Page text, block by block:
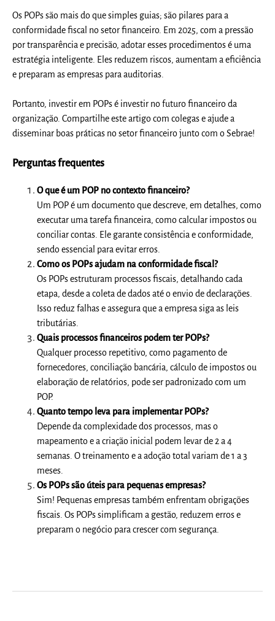
Os POPs são mais do que simples guias; são pilares para a
conformidade fiscal no setor financeiro. Em 2025, com a pressão
por transparência e precisão, adotar esses procedimentos é uma
estratégia inteligente. Eles reduzem riscos, aumentam a eficiência
e preparam as empresas para auditorias.
Portanto, investir em POPs é investir no futuro financeiro da
organização. Compartilhe este artigo com colegas e ajude a
disseminar boas práticas no setor financeiro junto com o Sebrae!
Perguntas frequentes
O que é um POP no contexto financeiro?
Um POP é um documento que descreve, em detalhes, como
executar uma tarefa financeira, como calcular impostos ou
conciliar contas. Ele garante consistência e conformidade,
sendo essencial para evitar erros.
Como os POPs ajudam na conformidade fiscal?
Os POPs estruturam processos fiscais, detalhando cada
etapa, desde a coleta de dados até o envio de declarações.
Isso reduz falhas e assegura que a empresa siga as leis
tributárias.
Quais processos financeiros podem ter POPs?
Qualquer processo repetitivo, como pagamento de
fornecedores, conciliação bancária, cálculo de impostos ou
elaboração de relatórios, pode ser padronizado com um
POP.
Quanto tempo leva para implementar POPs?
Depende da complexidade dos processos, mas o
mapeamento e a criação inicial podem levar de 2 a 4
semanas. O treinamento e a adoção total variam de 1 a 3
meses.
Os POPs são úteis para pequenas empresas?
Sim! Pequenas empresas também enfrentam obrigações
fiscais. Os POPs simplificam a gestão, reduzem erros e
preparam o negócio para crescer com segurança.